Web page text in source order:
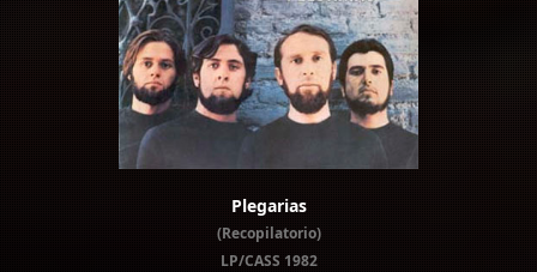
Plegarias
(Recopilatorio)
LP/CASS 1982